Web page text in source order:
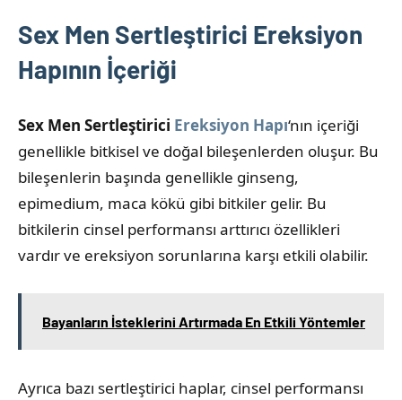
Sex Men Sertleştirici Ereksiyon
Hapının İçeriği
Sex Men Sertleştirici Ereksiyon Hapı‘nın içeriği
genellikle bitkisel ve doğal bileşenlerden oluşur. Bu
bileşenlerin başında genellikle ginseng,
epimedium, maca kökü gibi bitkiler gelir. Bu
bitkilerin cinsel performansı arttırıcı özellikleri
vardır ve ereksiyon sorunlarına karşı etkili olabilir.
Bayanların İsteklerini Artırmada En Etkili Yöntemler
Ayrıca bazı sertleştirici haplar, cinsel performansı